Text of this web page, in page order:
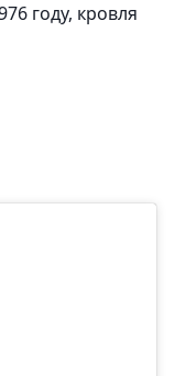
году, кровля